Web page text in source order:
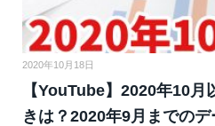
2020年10月18日
【YouTube】2020年10
きは？2020年9月までの